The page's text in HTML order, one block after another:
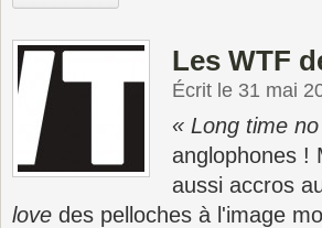
Les WTF
Écrit le 31 mai
« Long time
anglophones !
aussi accros
love des pelloches à l'image